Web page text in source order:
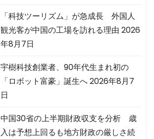
「科技ツーリズム」が急成長 外国人
観光客が中国の工場を訪れる理由 2026
年8月7日
宇樹科技創業者、90年代生まれ初の
「ロボット富豪」誕生へ2026年8月7
日
中国30省の上半期財政収支を分析 歳
入は予想上回るも地方財政の厳しさ続